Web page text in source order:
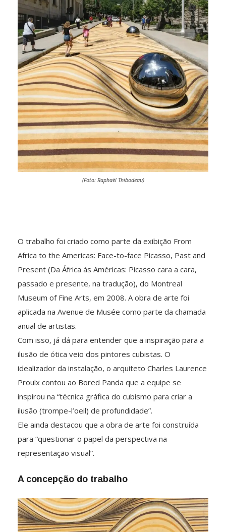
(Foto: Raphaël Thibodeau)
O trabalho foi criado como parte da exibição From
Africa to the Americas: Face-to-face Picasso, Past and
Present (Da África às Américas: Picasso cara a cara,
passado e presente, na tradução), do Montreal
Museum of Fine Arts, em 2008. A obra de arte foi
aplicada na Avenue de Musée como parte da chamada
anual de artistas.
Com isso, já dá para entender que a inspiração para a
ilusão de ótica veio dos pintores cubistas. O
idealizador da instalação, o arquiteto Charles Laurence
Proulx contou ao Bored Panda que a equipe se
inspirou na “técnica gráfica do cubismo para criar a
ilusão (trompe-l’oeil) de profundidade”.
Ele ainda destacou que a obra de arte foi construída
para “questionar o papel da perspectiva na
representação visual”.
A concepção do trabalho